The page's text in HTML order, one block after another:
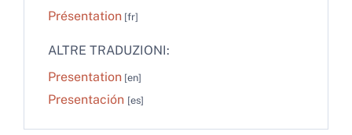
Présentation
ALTRE TRADUZIONI:
Presentation
Presentación